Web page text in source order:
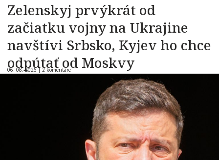
Zelenskyj prvýkrát od
začiatku vojny na Ukrajine
navštívi Srbsko, Kyjev ho chce
odpútať od Moskvy
06. 08. 2026 | 2 komentáre